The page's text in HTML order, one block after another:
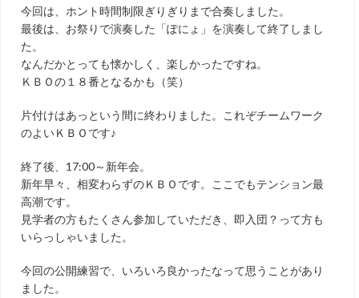
今回は、ホント時間制限ぎりぎりまで合奏しました。
最後は、お祭りで演奏した「ぽにょ」を演奏して終了しまし
た。
なんだかとっても懐かしく、楽しかったですね。
ＫＢＯの１８番となるかも（笑）
片付けはあっという間に終わりました。これぞチームワーク
のよいＫＢＯです♪
終了後、17:00～新年会。
新年早々、相変わらずのＫＢＯです。ここでもテンション最
高潮です。
見学者の方もたくさん参加していただき、即入団？って方も
いらっしゃいました。
今回の公開練習で、いろいろ良かったなって思うことがあり
ました。